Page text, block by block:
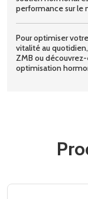
performance sur le
Pour optimiser
vitalité au
ZMB ou
optimisation